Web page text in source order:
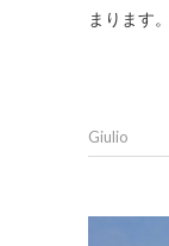
まります。
Giulio